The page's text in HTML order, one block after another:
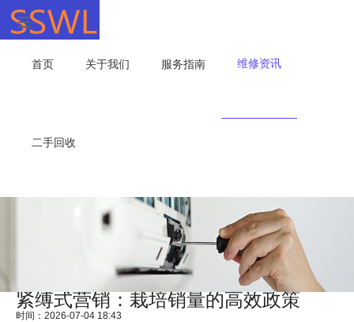
首页 关于我们 服务指南 维修资讯
二手回收
紧缚式营销：栽培销量的高效政策
时间：2026-07-04 18:43